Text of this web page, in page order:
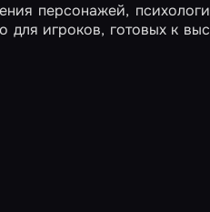
персонажей,
для игроков, готовых к